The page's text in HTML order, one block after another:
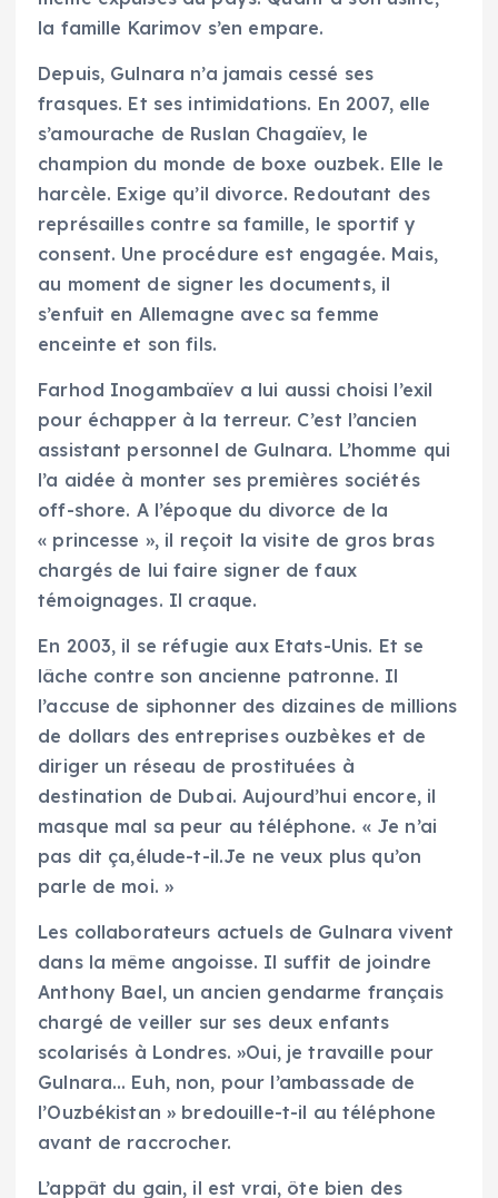
la famille Karimov s’en empare.
Depuis, Gulnara n’a jamais cessé ses
frasques. Et ses intimidations. En 2007, elle
s’amourache de Ruslan Chagaïev, le
champion du monde de boxe ouzbek. Elle le
harcèle. Exige qu’il divorce. Redoutant des
représailles contre sa famille, le sportif y
consent. Une procédure est engagée. Mais,
au moment de signer les documents, il
s’enfuit en Allemagne avec sa femme
enceinte et son fils.
Farhod Inogambaïev a lui aussi choisi l’exil
pour échapper à la terreur. C’est l’ancien
assistant personnel de Gulnara. L’homme qui
l’a aidée à monter ses premières sociétés
off-shore. A l’époque du divorce de la
« princesse », il reçoit la visite de gros bras
chargés de lui faire signer de faux
témoignages. Il craque.
En 2003, il se réfugie aux Etats-Unis. Et se
lâche contre son ancienne patronne. Il
l’accuse de siphonner des dizaines de millions
de dollars des entreprises ouzbèkes et de
diriger un réseau de prostituées à
destination de Dubai. Aujourd’hui encore, il
masque mal sa peur au téléphone. « Je n’ai
pas dit ça,élude-t-il.Je ne veux plus qu’on
parle de moi. »
Les collaborateurs actuels de Gulnara vivent
dans la même angoisse. Il suffit de joindre
Anthony Bael, un ancien gendarme français
chargé de veiller sur ses deux enfants
scolarisés à Londres. »Oui, je travaille pour
Gulnara… Euh, non, pour l’ambassade de
l’Ouzbékistan » bredouille-t-il au téléphone
avant de raccrocher.
L’appât du gain, il est vrai, ôte bien des